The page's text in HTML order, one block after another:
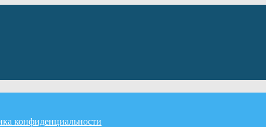
конфиденциальности